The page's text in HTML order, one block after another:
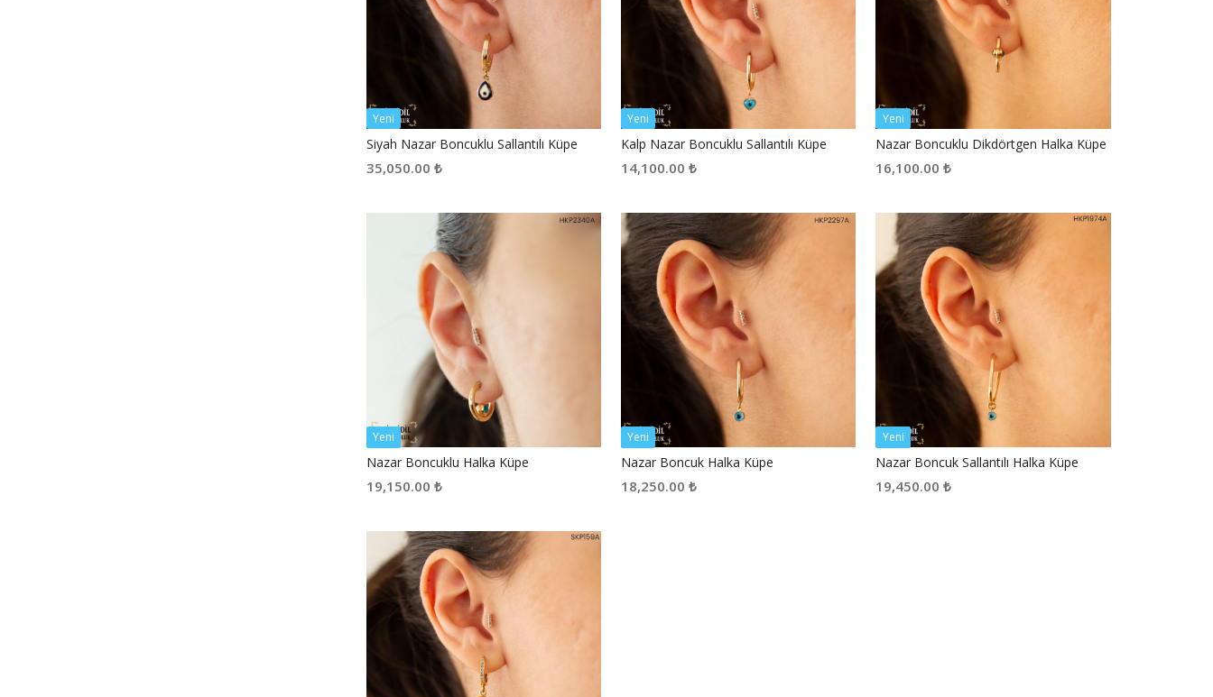
Yeni
Siyah Nazar Boncuklu Sallantılı Küpe
35,050.00 ₺
Yeni
Kalp Nazar Boncuklu Sallantılı Küpe
14,100.00 ₺
Yeni
Nazar Boncuklu Dikdörtgen Halka Küpe
16,100.00₺
Yeni
Nazar Boncuklu Halka Küpe
19,150.00 ₺
Yeni
Nazar Boncuk Halka Küpe
18,250.00 ₺
Yeni
Nazar Boncuk Sallantılı Halka Küpe
19,450.00₺